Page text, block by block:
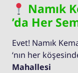
Namık
’da Her
Evet! Namık
‘nın her
Mahallesi